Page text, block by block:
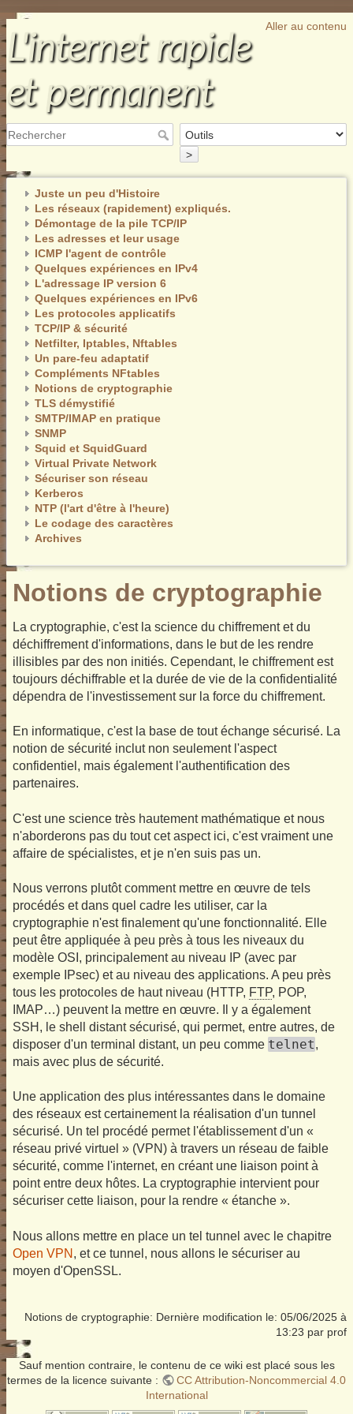
Aller au contenu
L'internet rapide
et permanent
>
Juste un peu d'Histoire
Les réseaux (rapidement) expliqués.
Démontage de la pile TCP/IP
Les adresses et leur usage
ICMP l'agent de contrôle
Quelques expériences en IPv4
L'adressage IP version 6
Quelques expériences en IPv6
Les protocoles applicatifs
TCP/IP & sécurité
Netfilter, Iptables, Nftables
Un pare-feu adaptatif
Compléments NFtables
Notions de cryptographie
TLS démystifié
SMTP/IMAP en pratique
SNMP
Squid et SquidGuard
Virtual Private Network
Sécuriser son réseau
Kerberos
NTP (l'art d'être à l'heure)
Le codage des caractères
Archives
Notions de cryptographie
La cryptographie, c'est la science du chiffrement et du
déchiffrement d'informations, dans le but de les rendre
illisibles par des non initiés. Cependant, le chiffrement est
toujours déchiffrable et la durée de vie de la confidentialité
dépendra de l'investissement sur la force du chiffrement.
En informatique, c'est la base de tout échange sécurisé. La
notion de sécurité inclut non seulement l'aspect
confidentiel, mais également l'authentification des
partenaires.
C'est une science très hautement mathématique et nous
n'aborderons pas du tout cet aspect ici, c'est vraiment une
affaire de spécialistes, et je n'en suis pas un.
Nous verrons plutôt comment mettre en œuvre de tels
procédés et dans quel cadre les utiliser, car la
cryptographie n'est finalement qu'une fonctionnalité. Elle
peut être appliquée à peu près à tous les niveaux du
modèle OSI, principalement au niveau IP (avec par
exemple IPsec) et au niveau des applications. A peu près
tous les protocoles de haut niveau (HTTP, FTP, POP,
IMAP…) peuvent la mettre en œuvre. Il y a également
SSH, le shell distant sécurisé, qui permet, entre autres, de
disposer d'un terminal distant, un peu comme telnet,
mais avec plus de sécurité.
Une application des plus intéressantes dans le domaine
des réseaux est certainement la réalisation d'un tunnel
sécurisé. Un tel procédé permet l'établissement d'un «
réseau privé virtuel » (VPN) à travers un réseau de faible
sécurité, comme l'internet, en créant une liaison point à
point entre deux hôtes. La cryptographie intervient pour
sécuriser cette liaison, pour la rendre « étanche ».
Nous allons mettre en place un tel tunnel avec le chapitre
Open VPN , et ce tunnel, nous allons le sécuriser au
moyen d'OpenSSL.
Notions de cryptographie: Dernière modification le: 05/06/2025 à
13:23 par prof
Sauf mention contraire, le contenu de ce wiki est placé sous les
termes de la licence suivante :
CC Attribution-Noncommercial 4.0
International